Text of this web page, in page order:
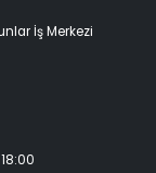
İş Merkezi